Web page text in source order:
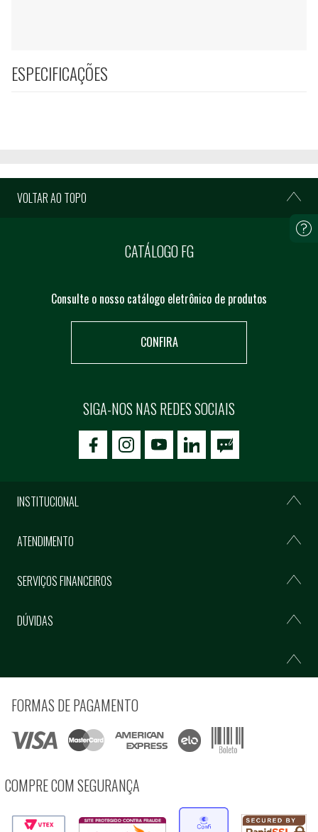
ESPECIFICAÇÕES
VOLTAR AO TOPO
CATÁLOGO FG
Consulte o nosso catálogo eletrônico de produtos
CONFIRA
SIGA-NOS NAS REDES SOCIAIS
icon-facebookicon-social02icon-social03
INSTITUCIONAL
ATENDIMENTO
SERVIÇOS FINANCEIROS
DÚVIDAS
FORMAS DE PAGAMENTO
COMPRE COM SEGURANÇA